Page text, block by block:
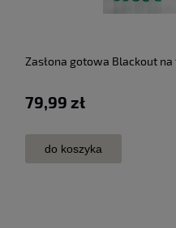
Zasłona gotowa Blackout
79,99 zł
do koszyka